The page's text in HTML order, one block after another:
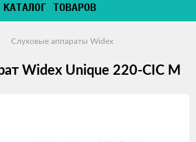
КАТАЛОГ ТОВАРОВ
Слуховые аппараты Widex
Widex Unique 220-CIC M